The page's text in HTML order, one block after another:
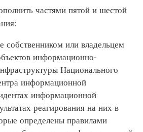
частями пятой и шестой
или владельцем
информационно-
Национального
информационной
информационной
реагирования на них в
определены правилами